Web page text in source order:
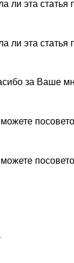
ли эта статья
ли эта статья
за Ваше